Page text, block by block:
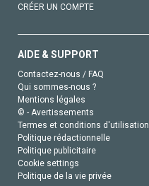
CRÉER UN COMPTE
AIDE & SUPPORT
Contactez-nous / FAQ
Qui sommes-nous ?
Mentions légales
© - Avertissements
Termes et conditions d'utilisation
Politique rédactionnelle
Politique publicitaire
Cookie settings
Politique de la vie privée